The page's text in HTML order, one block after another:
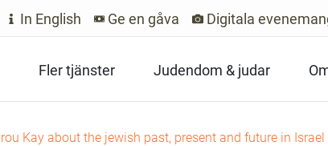
In English Ge en gåva Digitala
Fler tjänster Judendom & judar
Kay about the jewish past, present and future in